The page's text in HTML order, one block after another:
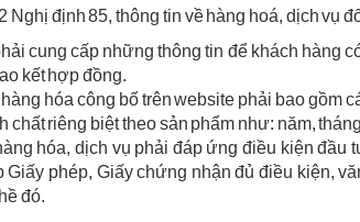
Nghị định 85, thông tin về hàng hoá, dịch vụ
cung cấp những thông tin để khách hàng
kết hợp đồng.
hóa công bố trên website phải bao gồm
chất riêng biệt theo sản phẩm như: năm,
hóa, dịch vụ phải đáp ứng điều kiện đầu
Giấy phép, Giấy chứng nhận đủ điều kiện,
đó.